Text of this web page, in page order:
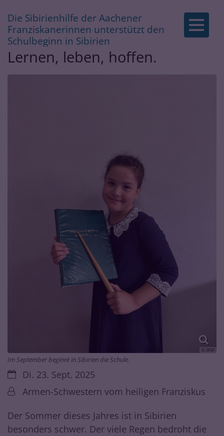
Zum Inhalt springen
Die Sibirienhilfe der Aachener
Franziskanerinnen unterstützt den
Schulbeginn in Sibirien
Lernen, leben, hoffen.
© SPSF
Im September beginnt in Sibirien die Schule.
Datum:Di. 23. Sept. 2025
Von:Armen-Schwestern vom heiligen Franziskus
Der Sommer dieses Jahres ist in Sibirien
besonders schwer. Der viele Regen bedroht die